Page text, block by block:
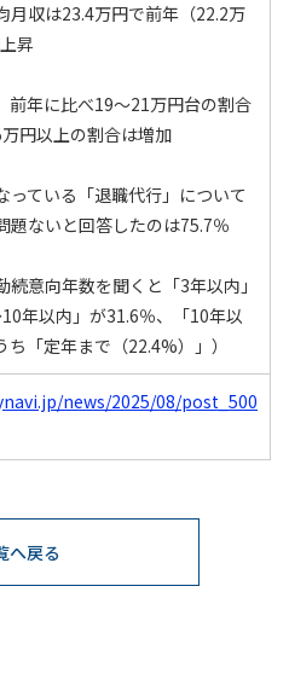
月収は23.4万円で前年（22.2万
昇
前年に比べ19～21万円台の割合
円以上の割合は増加
っている「退職代行」について
題ないと回答したのは75.7％
続意向年数を聞くと「3年以内」
年以内」が31.6％、「10年以
「定年まで（22.4%）」）
news/2025/08/post_500
へ戻る